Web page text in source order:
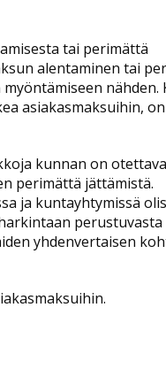
tai perimättä
alentaminen tai
nähden.
asiakasmaksuihin,
kunnan on otettava
perimättä jättämistä.
ja kuntayhtymissä
perustuvasta
yhdenvertaisen